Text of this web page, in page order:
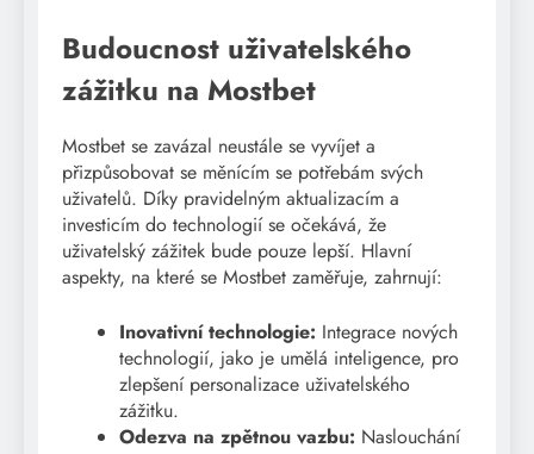
Budoucnost uživatelského
zážitku na Mostbet
Mostbet se zavázal neustále se vyvíjet a
přizpůsobovat se měnícím se potřebám svých
uživatelů. Díky pravidelným aktualizacím a
investicím do technologií se očekává, že
uživatelský zážitek bude pouze lepší. Hlavní
aspekty, na které se Mostbet zaměřuje, zahrnují:
Inovativní technologie: Integrace nových
technologií, jako je umělá inteligence, pro
zlepšení personalizace uživatelského
zážitku.
Odezva na zpětnou vazbu: Naslouchání